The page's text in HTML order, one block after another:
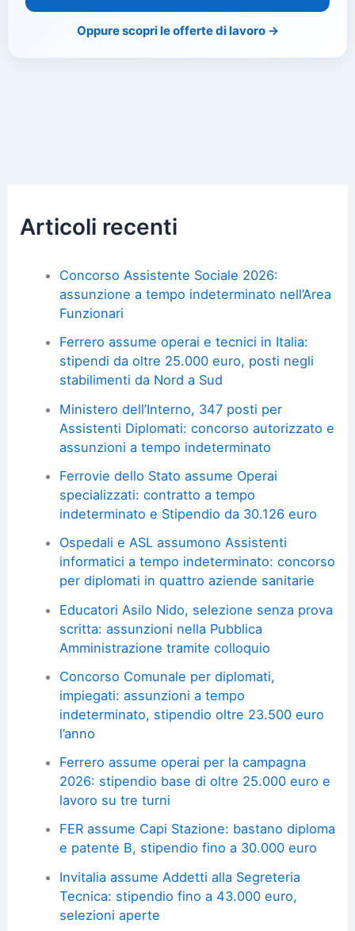
Oppure scopri le offerte di lavoro →
Articoli recenti
Concorso Assistente Sociale 2026:
assunzione a tempo indeterminato nell’Area
Funzionari
Ferrero assume operai e tecnici in Italia:
stipendi da oltre 25.000 euro, posti negli
stabilimenti da Nord a Sud
Ministero dell’Interno, 347 posti per
Assistenti Diplomati: concorso autorizzato e
assunzioni a tempo indeterminato
Ferrovie dello Stato assume Operai
specializzati: contratto a tempo
indeterminato e Stipendio da 30.126 euro
Ospedali e ASL assumono Assistenti
informatici a tempo indeterminato: concorso
per diplomati in quattro aziende sanitarie
Educatori Asilo Nido, selezione senza prova
scritta: assunzioni nella Pubblica
Amministrazione tramite colloquio
Concorso Comunale per diplomati,
impiegati: assunzioni a tempo
indeterminato, stipendio oltre 23.500 euro
l’anno
Ferrero assume operai per la campagna
2026: stipendio base di oltre 25.000 euro e
lavoro su tre turni
FER assume Capi Stazione: bastano diploma
e patente B, stipendio fino a 30.000 euro
Invitalia assume Addetti alla Segreteria
Tecnica: stipendio fino a 43.000 euro,
selezioni aperte